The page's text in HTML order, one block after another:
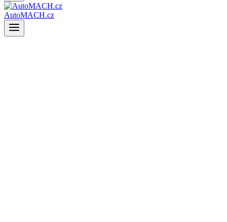
AutoMACH.cz